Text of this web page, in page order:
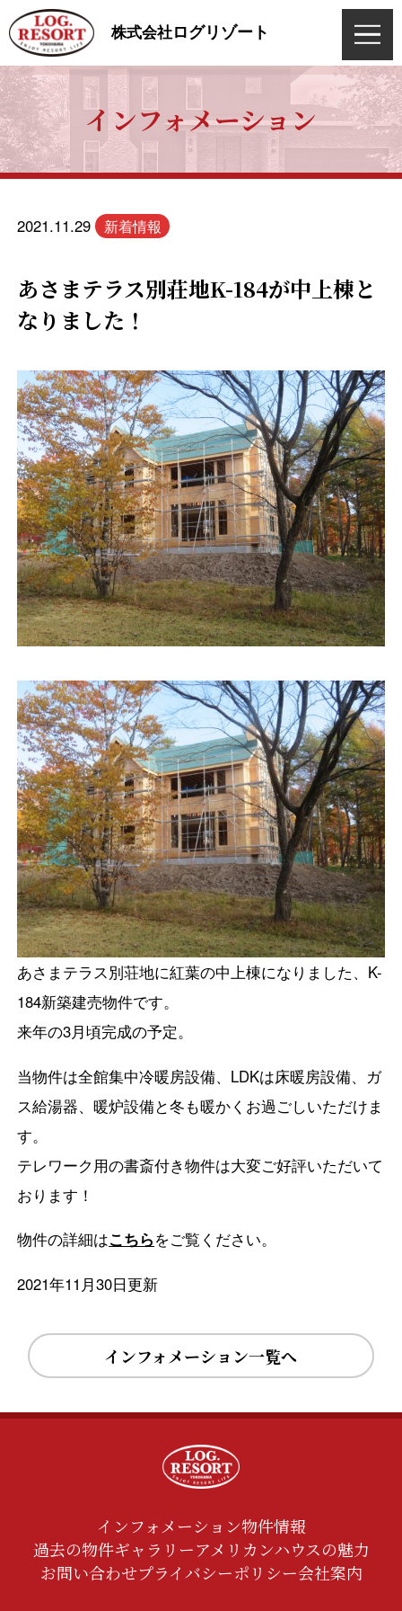
株式会社ログリゾート
インフォメーション
2021.11.29 新着情報
あさまテラス別荘地K-184が中上棟と
なりました！
あさまテラス別荘地に紅葉の中上棟になりました、K-
184新築建売物件です。
来年の3月頃完成の予定。
当物件は全館集中冷暖房設備、LDKは床暖房設備、ガ
ス給湯器、暖炉設備と冬も暖かくお過ごしいただけま
す。
テレワーク用の書斎付き物件は大変ご好評いただいて
おります！
物件の詳細はこちらをご覧ください。
2021年11月30日更新
インフォメーション一覧へ
インフォメーション物件情報
過去の物件ギャラリーアメリカンハウスの魅力
お問い合わせプライバシーポリシー会社案内